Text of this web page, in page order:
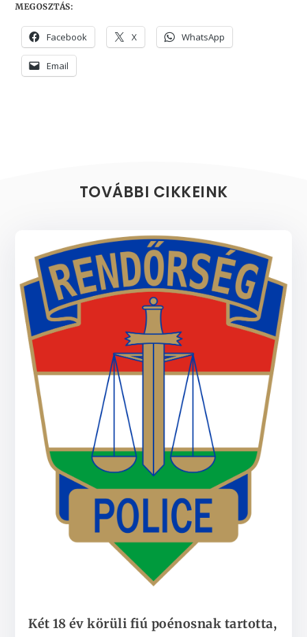
MEGOSZTÁS:
Facebook X WhatsApp
Email
TOVÁBBI CIKKEINK
Két 18 év körüli fiú poénosnak tartotta,